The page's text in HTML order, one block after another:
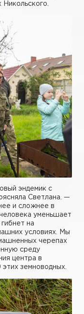
эндемик с
Светлана. —
и сложнее в
уменьшает
на
условиях. Мы
черепах
среду
центра в
земноводных.